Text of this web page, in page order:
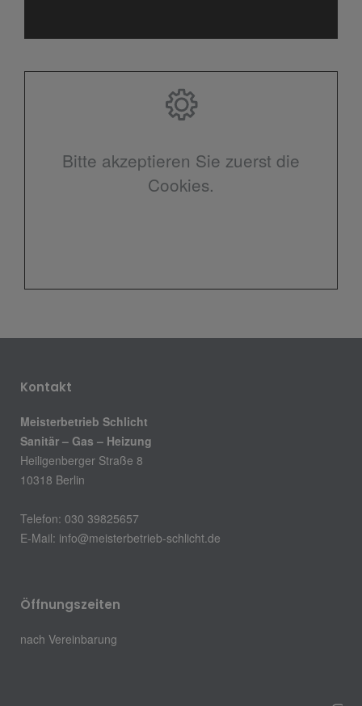
Bitte akzeptieren Sie zuerst die
Cookies.
Kontakt
Meisterbetrieb Schlicht
Sanitär – Gas – Heizung
Heiligenberger Straße 8
10318 Berlin
Telefon: 030 39825657
E-Mail: info@meisterbetrieb-schlicht.de
Öffnungszeiten
nach Vereinbarung